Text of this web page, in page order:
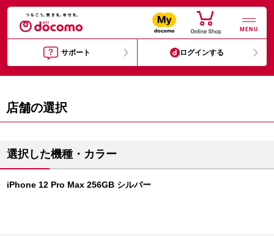
MENU
サポート ログインする
店舗の選択
選択した機種・カラー
iPhone 12 Pro Max 256GB シルバー